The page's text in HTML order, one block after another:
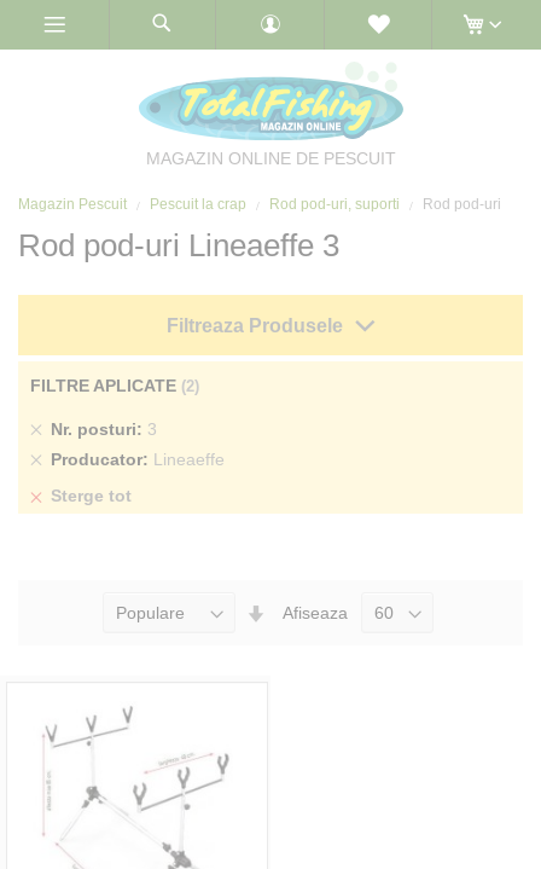
MAGAZIN ONLINE DE PESCUIT
Magazin Pescuit Pescuit la crap Rod pod-uri, suporti Rod pod-uri
Rod pod-uri Lineaeffe 3
Seteaza
Afiseaza
Filtreaza Produsele
FILTRE APLICATE
Nr. posturi 3
Sterge
produs
Producator Lineaeffe
Sterge
Sterge tot